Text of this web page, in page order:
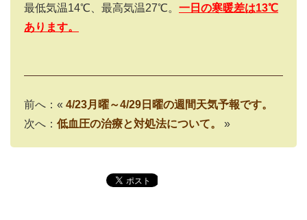
最低気温14℃、最高気温27℃。 一日の寒暖差は13℃
あります。
前へ：« 4/23月曜～4/29日曜の週間天気予報です。
次へ： 低血圧の治療と対処法について。 »